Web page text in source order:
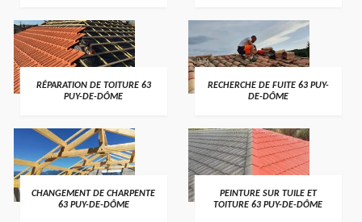
RÉPARATION DE TOITURE 63
PUY-DE-DÔME
RECHERCHE DE FUITE 63 PUY-
DE-DÔME
CHANGEMENT DE CHARPENTE
63 PUY-DE-DÔME
PEINTURE SUR TUILE ET
TOITURE 63 PUY-DE-DÔME